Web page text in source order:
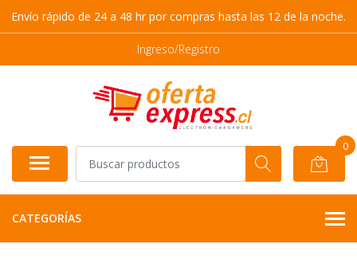
Envío rápido de 24 a 48 hr por compras hasta las 12 de la noche.
Ingreso/Registro
0
CATEGORÍAS